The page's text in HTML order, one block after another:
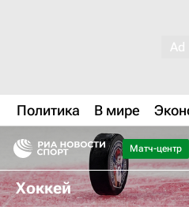
Политика В мире
Матч-центр
Хоккей